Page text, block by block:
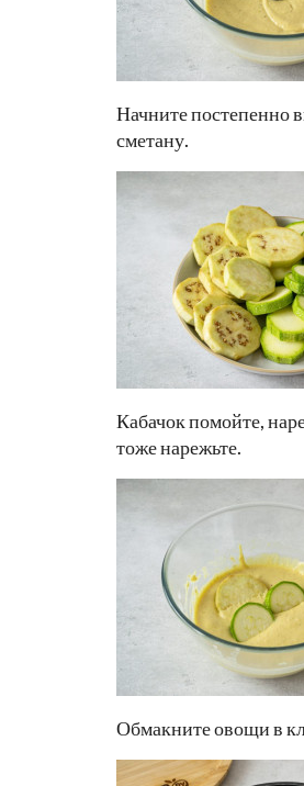
Начните постепенно
сметану.
Кабачок помойте,
тоже нарежьте.
Обмакните овощи в